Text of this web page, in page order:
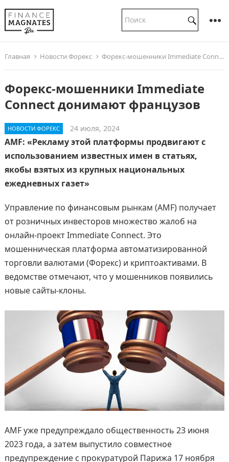
Главная Новости Форекс Форекс-мошенники Immediate Connect донимают французов
Форекс-мошенники Immediate
Connect донимают французов
НОВОСТИ ФОРЕКС 24 июля, 2024
AMF: «Рекламу этой платформы продвигают с
использованием известных имен в статьях,
якобы взятых из крупных национальных
ежедневных газет»
Управление по финансовым рынкам (AMF) получает
от розничных инвесторов множество жалоб на
онлайн-проект Immediate Connect. Это
мошенническая платформа автоматизированной
торговли валютами (Форекс) и криптоактивами. В
ведомстве отмечают, что у мошенников появились
новые сайты-клоны.
AMF уже предупреждало общественность 23 июня
2023 года, а затем выпустило совместное
предупреждение с прокуратурой Парижа 17 ноября